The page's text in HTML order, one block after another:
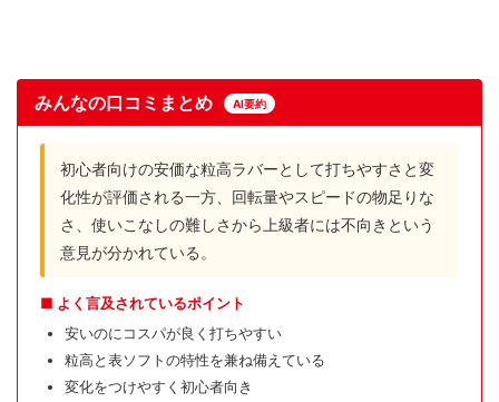
みんなの口コミまとめ AI要約
初心者向けの安価な粒高ラバーとして打ちやすさと変
化性が評価される一方、回転量やスピードの物足りな
さ、使いこなしの難しさから上級者には不向きという
意見が分かれている。
■ よく言及されているポイント
安いのにコスパが良く打ちやすい
粒高と表ソフトの特性を兼ね備えている
変化をつけやすく初心者向き